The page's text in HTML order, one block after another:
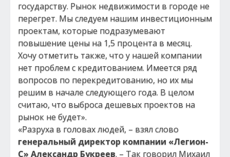
государству. Рынок недвижимости в городе не
перегрет. Мы следуем нашим инвестиционным
проектам, которые подразумевают
повышение цены на 1,5 процента в месяц.
Хочу отметить также, что у нашей компании
нет проблем с кредитованием. Имеется ряд
вопросов по перекредитованию, но их мы
решим в начале следующего года. В целом
считаю, что выброса дешевых проектов на
рынок не будет».
«Разруха в головах людей, – взял слово
генеральный директор компании «Легион-
С» Александр Букреев. – Так говорил Михаил